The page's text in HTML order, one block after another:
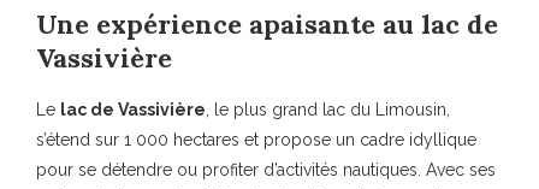
Une expérience apaisante au lac de
Vassivière
Le lac de Vassivière , le plus grand lac du Limousin,
s’étend sur 1 000 hectares et propose un cadre idyllique
pour se détendre ou profiter d’activités nautiques. Avec ses